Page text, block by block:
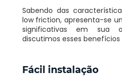
Sabendo das
low friction, apresenta-se
significativas em sua
discutimos esses
Fácil instalação